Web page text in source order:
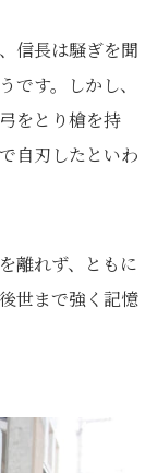
信長は騒ぎを聞
です。しかし、
をとり槍を持
自刃したといわ
離れず、ともに
世まで強く記憶